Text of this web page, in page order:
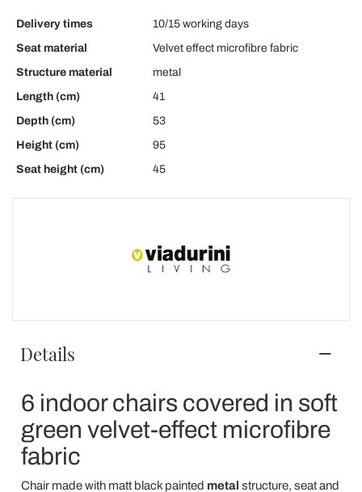
Delivery times
10/15 working days
Seat material
Velvet effect microfibre fabric
Structure material
metal
Length (cm)
41
Depth (cm)
53
Height (cm)
95
Seat height (cm)
45
Details
6 indoor chairs covered in soft
green velvet-effect microfibre
fabric
Chair made with matt black painted metal structure, seat and